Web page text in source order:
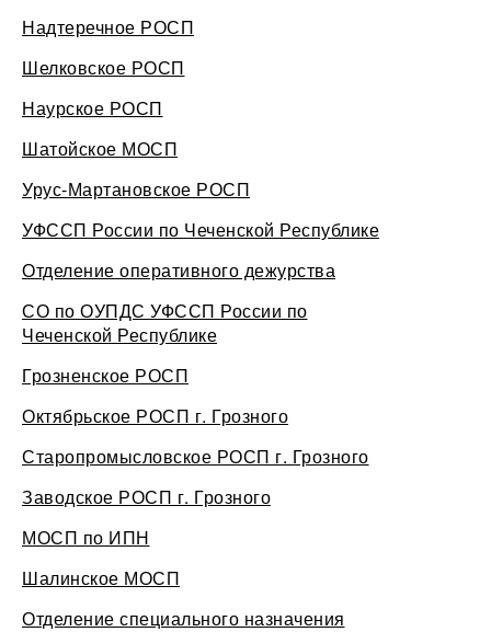
Надтеречное РОСП
Шелковское РОСП
Наурское РОСП
Шатойское МОСП
Урус-Мартановское РОСП
УФССП России по Чеченской Республике
Отделение оперативного дежурства
СО по ОУПДС УФССП России по
Чеченской Республике
Грозненское РОСП
Октябрьское РОСП г. Грозного
Старопромысловское РОСП г. Грозного
Заводское РОСП г. Грозного
МОСП по ИПН
Шалинское МОСП
Отделение специального назначения